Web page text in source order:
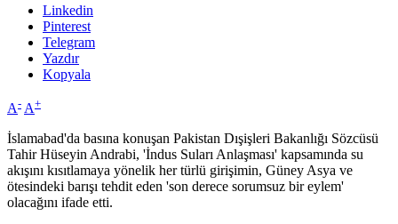
Linkedin
Pinterest
Telegram
Yazdır
Kopyala
A- A+
İslamabad'da basına konuşan Pakistan Dışişleri Bakanlığı Sözcüsü
Tahir Hüseyin Andrabi, 'İndus Suları Anlaşması' kapsamında su
akışını kısıtlamaya yönelik her türlü girişimin, Güney Asya ve
ötesindeki barışı tehdit eden 'son derece sorumsuz bir eylem'
olacağını ifade etti.